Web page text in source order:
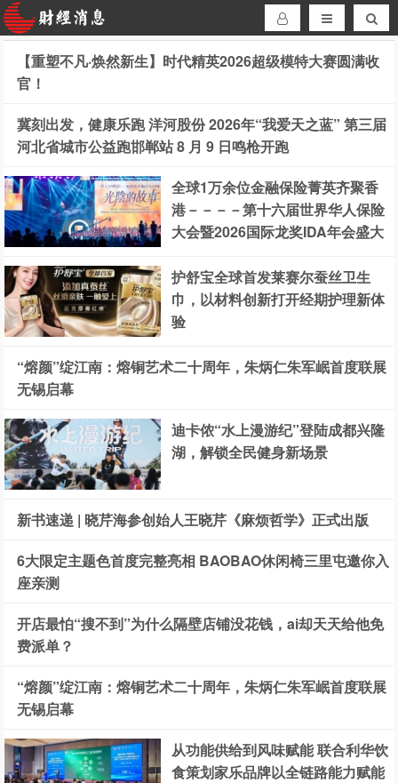
【重塑不凡·焕然新生】时代精英2026超级模特大赛圆满收
官！
冀刻出发，健康乐跑 洋河股份 2026年“我爱天之蓝” 第三届
河北省城市公益跑邯郸站 8 月 9 日鸣枪开跑
全球1万余位金融保险菁英齐聚香
港－－－－第十六届世界华人保险
大会暨2026国际龙奖IDA年会盛大
护舒宝全球首发莱赛尔蚕丝卫生
巾，以材料创新打开经期护理新体
验
“熔颜”绽江南：熔铜艺术二十周年，朱炳仁朱军岷首度联展
无锡启幕
迪卡侬“水上漫游纪”登陆成都兴隆
湖，解锁全民健身新场景
新书速递 | 晓芹海参创始人王晓芹《麻烦哲学》正式出版
6大限定主题色首度完整亮相 BAOBAO休闲椅三里屯邀你入
座亲测
开店最怕“搜不到”为什么隔壁店铺没花钱，ai却天天给他免
费派单？
“熔颜”绽江南：熔铜艺术二十周年，朱炳仁朱军岷首度联展
无锡启幕
从功能供给到风味赋能 联合利华饮
食策划家乐品牌以全链路能力赋能